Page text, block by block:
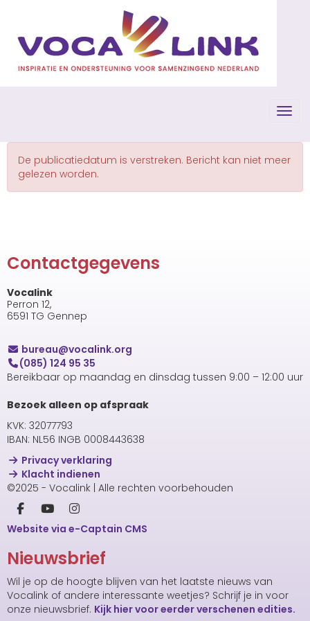
De publicatiedatum is verstreken. Bericht kan niet meer
gelezen worden.
Contactgegevens
Vocalink
Perron 12,
6591 TG Gennep
uaerub@vocalink.org
(085) 124 95 35
Bereikbaar op maandag en dinsdag tussen 9:00 – 12:00 uur
Bezoek alleen op afspraak
KVK: 32077793
IBAN: NL56 INGB 0008443638
Privacy verklaring
Klacht indienen
©2025 - Vocalink | Alle rechten voorbehouden
Website via e-Captain CMS
Nieuwsbrief
Wil je op de hoogte blijven van het laatste nieuws van
Vocalink of andere interessante weetjes? Schrijf je in voor
onze nieuwsbrief. Kijk hier voor eerder verschenen edities.